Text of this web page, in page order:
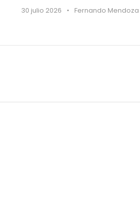
30 julio 2026 • Fernando Mendoza